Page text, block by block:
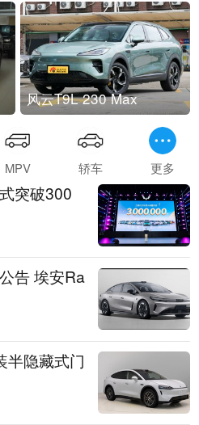
风云T9L 230 Max
MPV 轿车 更多
突破300
告 埃安Ra
半隐藏式门